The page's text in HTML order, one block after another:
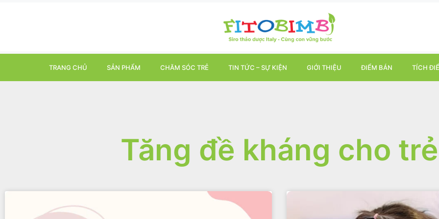
TRANG CHỦ SẢN PHẨM CHĂM SÓC TRẺ TIN TỨC – SỰ KIỆN GIỚI THIỆU ĐIỂM BÁN TÍCH
Tăng đề kháng cho trẻ